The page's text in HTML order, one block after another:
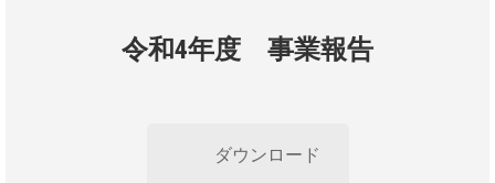
令和4年度 事業報告
ダウンロード